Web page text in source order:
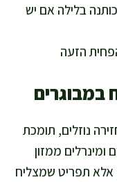
בלילה אם יש
הזעה
במבוגרים
נוזלים, תומכת
ומינרלים ממזון
אלא תפריט שמצליח